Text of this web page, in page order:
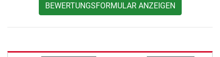
BEWERTUNGSFORMULAR ANZEIGEN